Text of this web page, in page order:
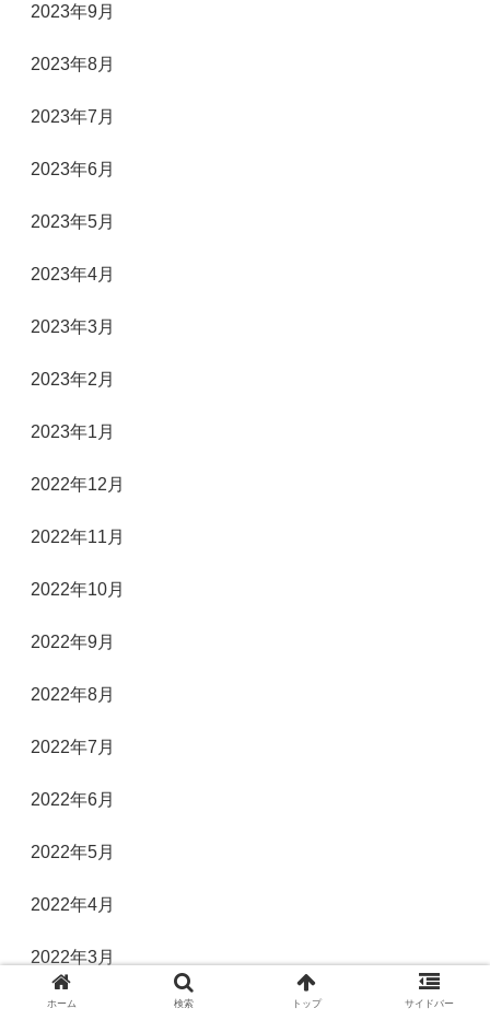
2023年9月
2023年8月
2023年7月
2023年6月
2023年5月
2023年4月
2023年3月
2023年2月
2023年1月
2022年12月
2022年11月
2022年10月
2022年9月
2022年8月
2022年7月
2022年6月
2022年5月
2022年4月
2022年3月
2022年2月
ホーム 検索 トップ サイドバー